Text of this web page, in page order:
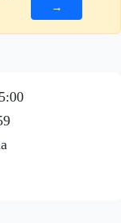
→